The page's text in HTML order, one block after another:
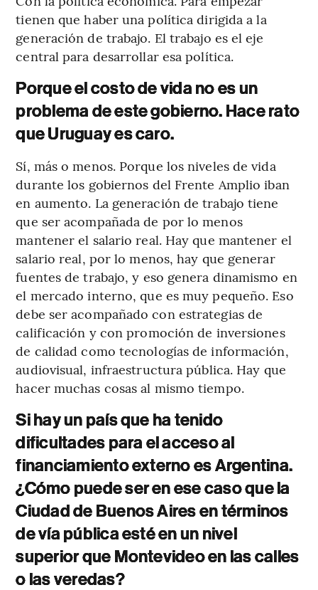
tienen que haber una política dirigida a la
generación de trabajo. El trabajo es el eje
central para desarrollar esa política.
Porque el costo de vida no es un
problema de este gobierno. Hace rato
que Uruguay es caro.
Sí, más o menos. Porque los niveles de vida
durante los gobiernos del Frente Amplio iban
en aumento. La generación de trabajo tiene
que ser acompañada de por lo menos
mantener el salario real. Hay que mantener el
salario real, por lo menos, hay que generar
fuentes de trabajo, y eso genera dinamismo en
el mercado interno, que es muy pequeño. Eso
debe ser acompañado con estrategias de
calificación y con promoción de inversiones
de calidad como tecnologías de información,
audiovisual, infraestructura pública. Hay que
hacer muchas cosas al mismo tiempo.
Si hay un país que ha tenido
dificultades para el acceso al
financiamiento externo es Argentina.
¿Cómo puede ser en ese caso que la
Ciudad de Buenos Aires en términos
de vía pública esté en un nivel
superior que Montevideo en las calles
o las veredas?